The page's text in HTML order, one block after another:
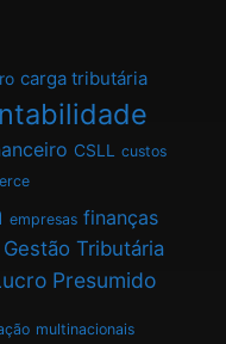
carga tributária
CSLL custos
empresas finanças
Gestão Tributária
Presumido
multinacionais